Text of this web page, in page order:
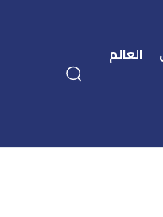
العالم